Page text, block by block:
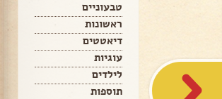
טבעוניים
ראשונות
דיאטטים
עוגיות
לילדים
תוספות